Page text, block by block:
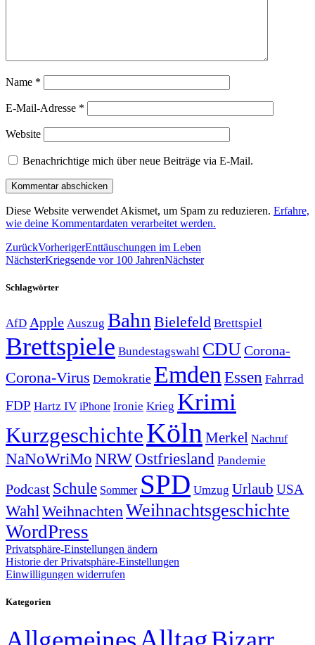
Name *
E-Mail-Adresse *
Website
Benachrichtige mich über neue Beiträge via E-Mail.
Diese Website verwendet Akismet, um Spam zu reduzieren. Erfahre,
wie deine Kommentardaten verarbeitet werden.
ZurückVorherigerEnttäuschungen im Leben
NächsterKriegsende vor 100 JahrenNächster
Schlagwörter
AfD Apple Auszug Bahn Bielefeld Brettspiel
Brettspiele Bundestagswahl CDUCorona-
Corona-Virus Demokratie Emden Essen Fahrrad
FDP Hartz IV iPhone Ironie Krieg Krimi
KurzgeschichteKölnMerkel Nachruf
NaNoWriMo NRWOstfriesland Pandemie
Podcast Schule Sommer SPD Umzug Urlaub USA
Wahl WeihnachtenWeihnachtsgeschichte
WordPress
Privatsphäre-Einstellungen ändern
Historie der Privatsphäre-Einstellungen
Einwilligungen widerrufen
Kategorien